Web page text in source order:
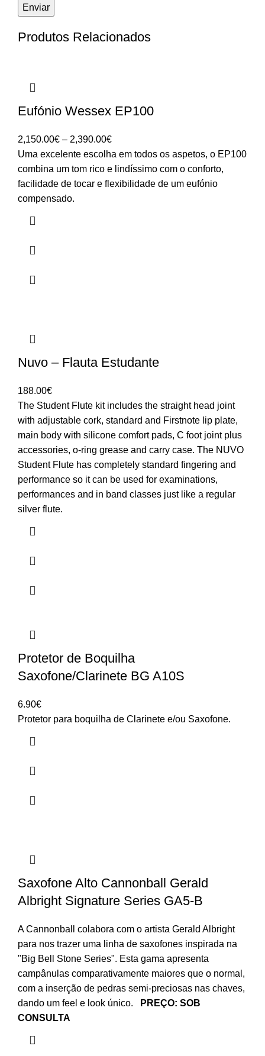
Produtos Relacionados
Eufónio Wessex EP100
2,150.00€ – 2,390.00€Price
range:
2,150.00€
through
Uma excelente escolha em todos os aspetos, o EP100
combina um tom rico e lindíssimo com o conforto,
facilidade de tocar e flexibilidade de um eufónio
compensado.
Nuvo – Flauta Estudante
188.00€
The Student Flute kit includes the straight head joint
with adjustable cork, standard and Firstnote lip plate,
main body with silicone comfort pads, C foot joint plus
accessories, o-ring grease and carry case. The NUVO
Student Flute has completely standard fingering and
performance so it can be used for examinations,
performances and in band classes just like a regular
silver flute.
Protetor de Boquilha
Saxofone/Clarinete BG A10S
6.90€
Protetor para boquilha de Clarinete e/ou Saxofone.
Saxofone Alto Cannonball Gerald
Albright Signature Series GA5-B
A Cannonball colabora com o artista Gerald Albright
para nos trazer uma linha de saxofones inspirada na
"Big Bell Stone Series". Esta gama apresenta
campânulas comparativamente maiores que o normal,
com a inserção de pedras semi-preciosas nas chaves,
dando um feel e look único.
PREÇO: SOB
CONSULTA